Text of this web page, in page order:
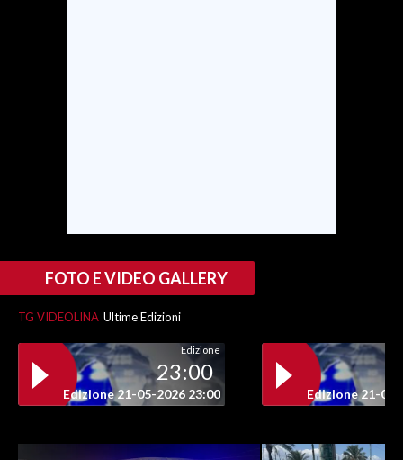
FOTO E VIDEO GALLERY
TG VIDEOLINA Ultime Edizioni
Edizione
23:00
Edizione 21-05-2026 23:00 Edizione 21-05-